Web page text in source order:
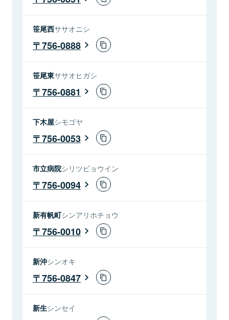
笹尾西ササオニシ
756-0888
笹尾東ササオヒガシ
756-0881
下木屋シモゴヤ
756-0053
市立病院シリツビョウイン
756-0094
新有帆町シンアリホチョウ
756-0010
新沖シンオキ
756-0847
新生シンセイ